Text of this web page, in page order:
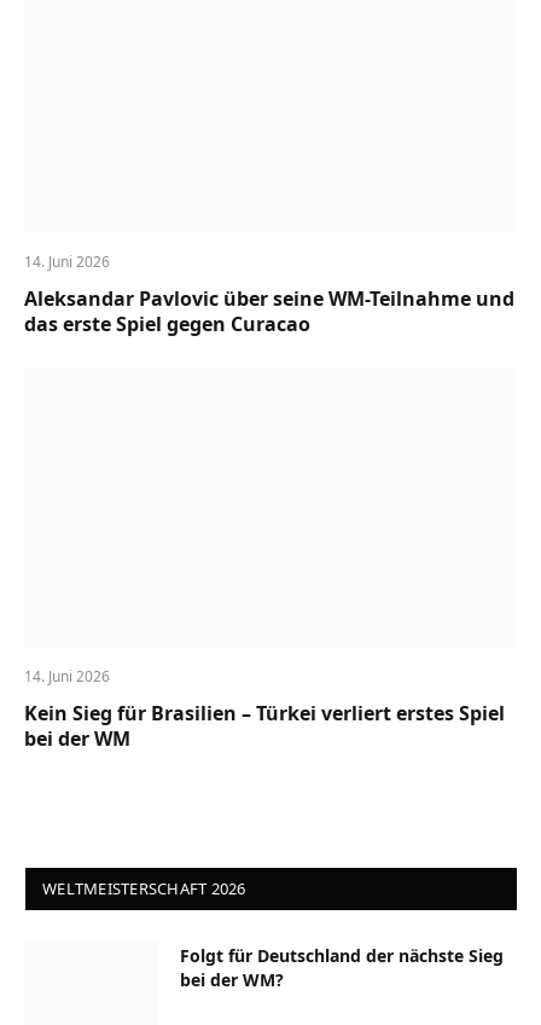
14. Juni 2026
Aleksandar Pavlovic über seine WM-Teilnahme und
das erste Spiel gegen Curacao
14. Juni 2026
Kein Sieg für Brasilien – Türkei verliert erstes Spiel
bei der WM
WELTMEISTERSCHAFT 2026
Folgt für Deutschland der nächste Sieg
bei der WM?